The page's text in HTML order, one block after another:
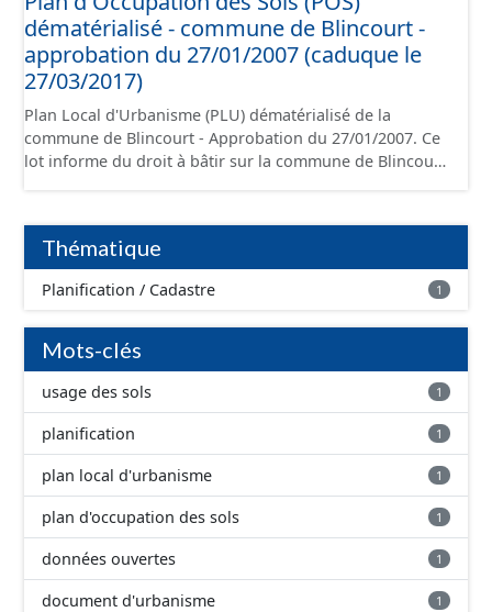
dématérialisé - commune de Blincourt -
approbation du 27/01/2007 (caduque le
27/03/2017)
Plan Local d'Urbanisme (PLU) dématérialisé de la
commune de Blincourt - Approbation du 27/01/2007. Ce
lot informe du droit à bâtir sur la commune de Blincourt.
administratives, le rapport de présentation, le PADD, le
règlement (à l'exception des plans de zonages), les
annexes, les orientations d'aménagement et les données
géographiques. Malgré l'attention portée à la création
de ces données, il est rappelé que seuls les documents
papier font foi et sont opposables d'un point de vue
juridique.
Thématique
Planification / Cadastre 1
Mots-clés
usage des sols 1
planification 1
plan local d'urbanisme 1
plan d'occupation des sols 1
données ouvertes 1
document d'urbanisme 1